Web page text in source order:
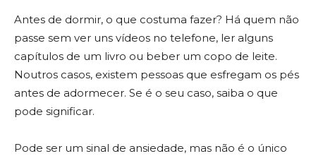
Antes de dormir, o que costuma fazer? Há quem não
passe sem ver uns vídeos no telefone, ler alguns
capítulos de um livro ou beber um copo de leite.
Noutros casos, existem pessoas que esfregam os pés
antes de adormecer. Se é o seu caso, saiba o que
pode significar.
Pode ser um sinal de ansiedade, mas não é o único